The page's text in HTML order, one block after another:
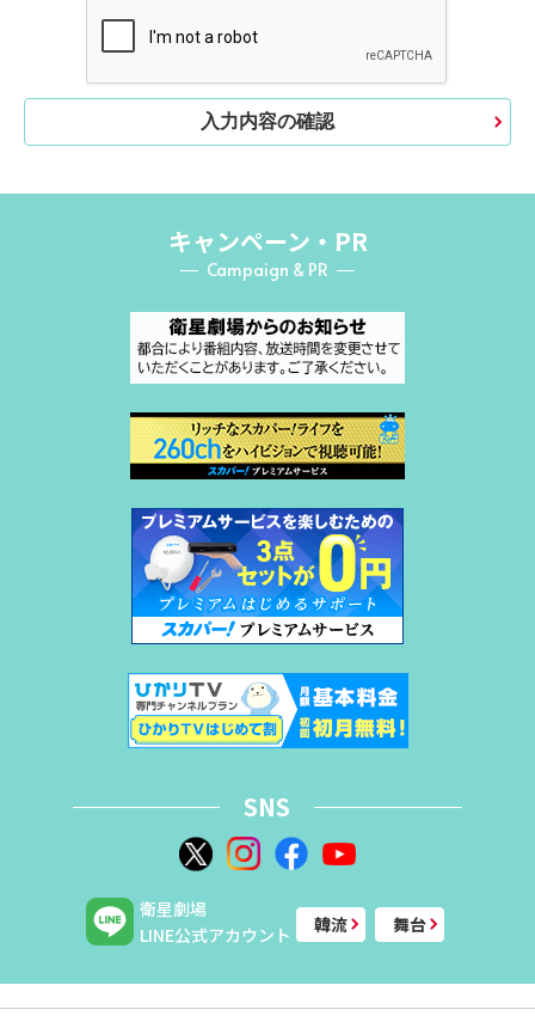
入力内容の確認
キャンペーン・PR
Campaign & PR
SNS
衛星劇場
LINE公式アカウント
韓流 舞台